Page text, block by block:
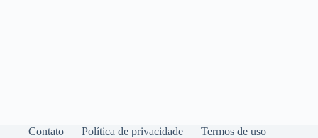
Contato Política de privacidade Termos de uso